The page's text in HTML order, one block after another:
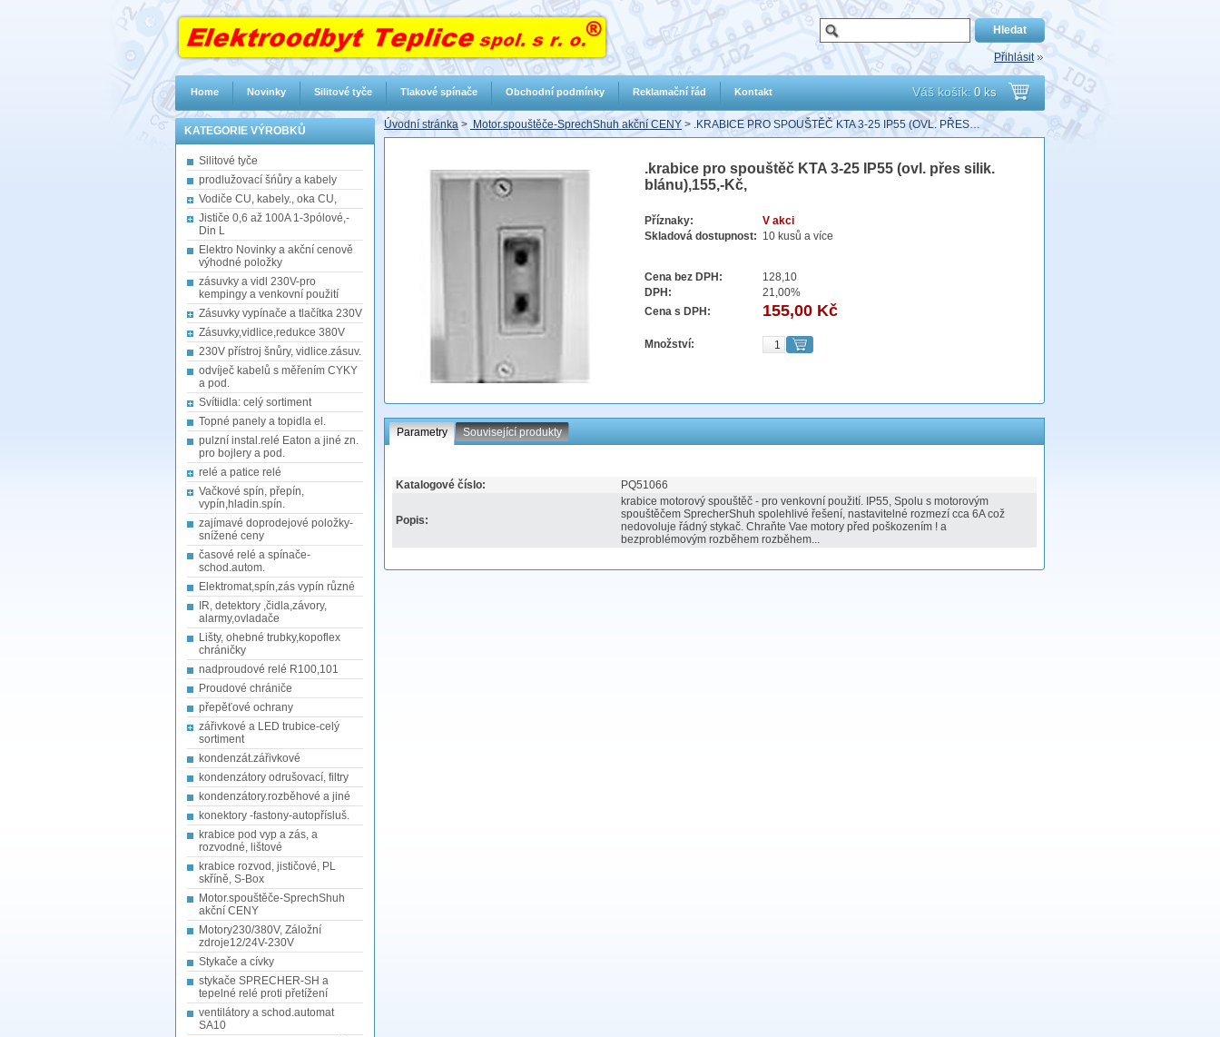
Váš košík: 0 ks
KATEGORIE VÝROBKŮ
Silitové tyče
prodlužovací šńůry a kabely
Vodiče CU, kabely., oka CU,
Jističe 0,6 až 100A 1-3pólové,-
Din L
Elektro Novinky a akční cenově
výhodné položky
zásuvky a vidl 230V-pro
kempingy a venkovní použití
Zásuvky vypínače a tlačítka 230V
Zásuvky,vidlice,redukce 380V
230V přístroj šnůry, vidlice.zásuv.
odvíječ kabelů s měřením CYKY
a pod.
Svítiidla: celý sortiment
Topné panely a topidla el.
pulzní instal.relé Eaton a jiné zn.
pro bojlery a pod.
relé a patice relé
Vačkové spín, přepín,
vypín,hladin.spín.
zajímavé doprodejové položky-
snížené ceny
časové relé a spínače-
schod.autom.
Elektromat,spín,zás vypín různé
IR, detektory ,čidla,závory,
alarmy,ovladače
Lišty, ohebné trubky,kopoflex
chráničky
nadproudové relé R100,101
Proudové chrániče
přepěťové ochrany
zářivkové a LED trubice-celý
sortiment
kondenzát.zářivkové
kondenzátory odrušovací, filtry
kondenzátory.rozběhové a jiné
konektory -fastony-autopřísluš.
krabice pod vyp a zás, a
rozvodné, lištové
krabice rozvod, jističové, PL
skříně, S-Box
Motor.spouštěče-SprechShuh
akční CENY
Motory230/380V, Záložní
zdroje12/24V-230V
Stykače a cívky
stykače SPRECHER-SH a
tepelné relé proti přetížení
ventilátory a schod.automat
SA10
Přihlásit
Úvodní stránka > Motor.spouštěče-SprechShuh akční CENY > .KRABICE PRO SPOUŠTĚČ KTA 3-25 IP55 (OVL. PŘES…
.krabice pro spouštěč KTA 3-25 IP55 (ovl. přes silik.
blánu),155,-Kč,
Příznaky:
V akci
Skladová dostupnost: 10 kusů a více
Cena bez DPH:
128,10
DPH:
21,00%
Cena s DPH:
155,00 Kč
Množství:
Parametry Související produkty
Katalogové číslo: PQ51066
Popis:
krabice motorový spouštěč - pro venkovní použití. IP55, Spolu s motorovým
spouštěčem SprecherShuh spolehlivé řešení, nastavitelné rozmezí cca 6A což
nedovoluje řádný stykač. Chraňte Vae motory před poškozením ! a
bezproblémovým rozběhem rozběhem...
Home Novinky Silitové tyče Tlakové spínače Obchodní podmínky Reklamační řád Kontakt